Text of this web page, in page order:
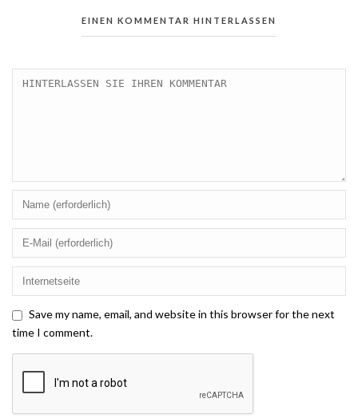
EINEN KOMMENTAR HINTERLASSEN
Save my name, email, and website in this browser for the next
time I comment.